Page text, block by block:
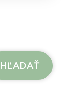
HĽADAŤ